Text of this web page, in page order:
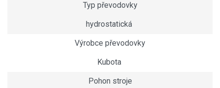
Typ převodovky
hydrostatická
Výrobce převodovky
Kubota
Pohon stroje